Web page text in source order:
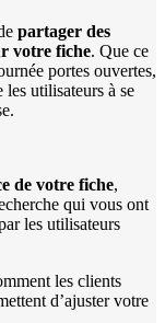
partager des
votre fiche. Que ce
portes ouvertes,
les utilisateurs à se
de votre fiche,
qui vous ont
les utilisateurs
les clients
d’ajuster votre